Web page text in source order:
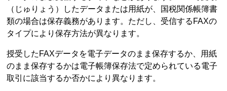
（じゅりょう）したデータまたは用紙が、国税関係帳簿書
類の場合は保存義務があります。ただし、受信するFAXの
タイプにより保存方法が異なります。
授受したFAXデータを電子データのまま保存するか、用紙
のまま保存するかは電子帳簿保存法で定められている電子
取引に該当するか否かにより異なります。